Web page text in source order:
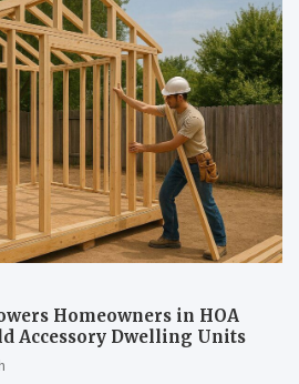
Homeowners in HOA
Accessory Dwelling Units